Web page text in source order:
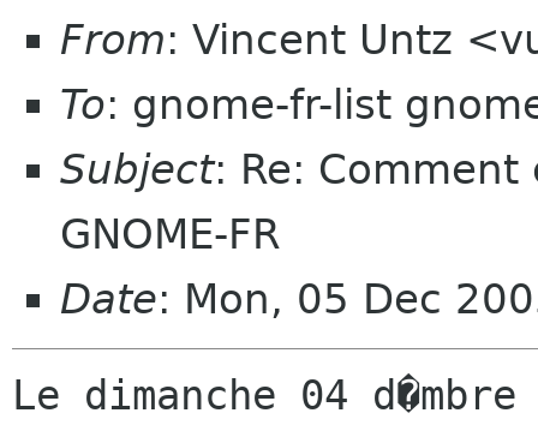
From: Vincent Untz
To: gnome-fr-list
Subject: Re: Comment
GNOME-FR
Date: Mon, 05 Dec
Le dimanche 04